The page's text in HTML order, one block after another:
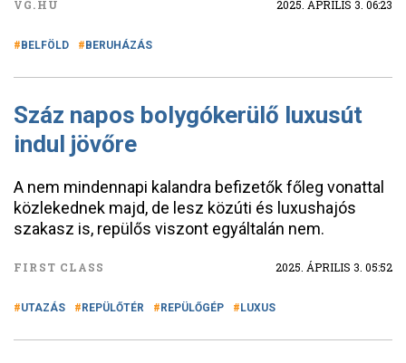
VG.HU 2025. ÁPRILIS 3. 06:23
BELFÖLD BERUHÁZÁS
Száz napos bolygókerülő luxusút
indul jövőre
A nem mindennapi kalandra befizetők főleg vonattal
közlekednek majd, de lesz közúti és luxushajós
szakasz is, repülős viszont egyáltalán nem.
FIRST CLASS 2025. ÁPRILIS 3. 05:52
UTAZÁS REPÜLŐTÉR REPÜLŐGÉP LUXUS